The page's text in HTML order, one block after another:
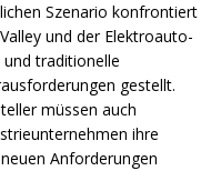
Szenario konfrontiert
und der Elektroauto-
traditionelle
gestellt.
müssen auch
ihre
Anforderungen